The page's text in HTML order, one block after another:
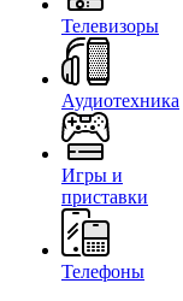
Телевизоры
Аудиотехника
Игры и
приставки
Телефоны